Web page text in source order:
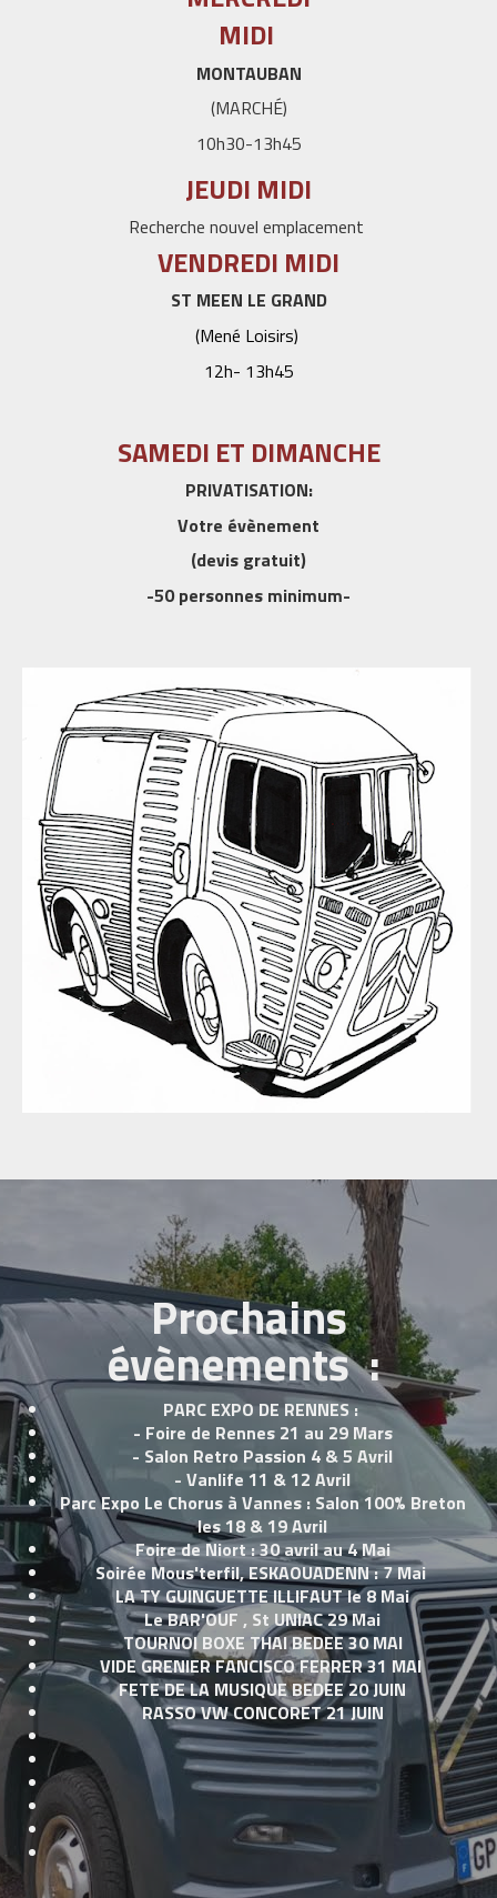
MIDI
MONTAUBAN
(MARCHÉ)
10h30-13h45
JEUDI MIDI
Recherche nouvel emplacement
VENDREDI MIDI
ST MEEN LE GRAND
(Mené Loisirs)
12h- 13h45
SAMEDI ET DIMANCHE
PRIVATISATION:
Votre évènement
(devis gratuit)
-50 personnes minimum-
Prochains
évènements :
PARC EXPO DE RENNES :
- Foire de Rennes 21 au 29 Mars
- Salon Retro Passion 4 & 5 Avril
- Vanlife 11 & 12 Avril
Parc Expo Le Chorus à Vannes : Salon 100% Breton
les 18 & 19 Avril
Foire de Niort : 30 avril au 4 Mai
Soirée Mous'terfil, ESKAOUADENN : 7 Mai
LA TY GUINGUETTE ILLIFAUT le 8 Mai
Le BAR'OUF , St UNIAC 29 Mai
TOURNOI BOXE THAI BEDEE 30 MAI
VIDE GRENIER FANCISCO FERRER 31 MAI
FETE DE LA MUSIQUE BEDEE 20 JUIN
RASSO VW CONCORET 21 JUIN